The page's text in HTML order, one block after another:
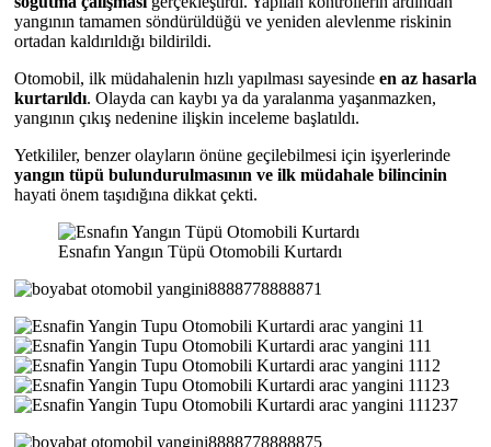
yangının tamamen söndürüldüğü ve yeniden alevlenme riskinin
ortadan kaldırıldığı bildirildi.
Otomobil, ilk müdahalenin hızlı yapılması sayesinde en az hasarla
kurtarıldı. Olayda can kaybı ya da yaralanma yaşanmazken,
yangının çıkış nedenine ilişkin inceleme başlatıldı.
Yetkililer, benzer olayların önüne geçilebilmesi için işyerlerinde
yangın tüpü bulundurulmasının ve ilk müdahale bilincinin
hayati önem taşıdığına dikkat çekti.
Esnafın Yangın Tüpü Otomobili Kurtardı